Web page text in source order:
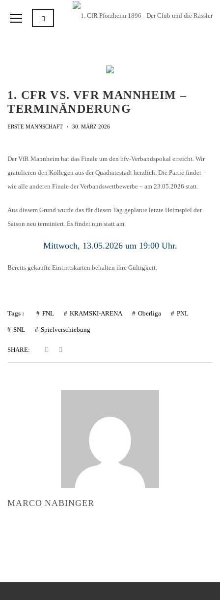
1. CFR VS. VFR MANNHEIM –
TERMINÄNDERUNG
ERSTE MANNSCHAFT 30. MÄRZ 2026
Der VfR Mannheim hat das Finale um den bfv-Verbandspokal erreicht. Wir
gratulieren den Kollegen aus der Quadratestadt herzlich. Die Partie findet –
wie alle anderen Finale der Verbandswettbewerbe – am 23.05.2026 statt.
Aus diesem Grund wurde das für diesen Tag geplante letzte Heimspiel der
Saison neu terminiert. Es findet nun statt am
Mittwoch, 13.05.2026 um 19:00 Uhr.
Bereits gekaufte Eintrittskarten behalten ihre Gültigkeit.
Tags : FNL KRAMSKI-ARENA Oberliga PNL
SNL Spielverschiebung
SHARE:
MARCO NABINGER